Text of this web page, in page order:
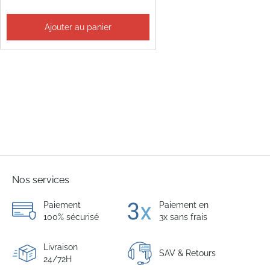
Ajouter au panier
Nos services
Paiement
100% sécurisé
Paiement en
3x sans frais
Livraison
24/72H
SAV & Retours